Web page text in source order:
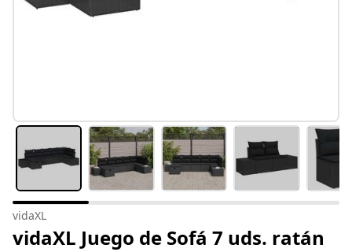
vidaXL
vidaXL Juego de Sofá 7 uds. ratán